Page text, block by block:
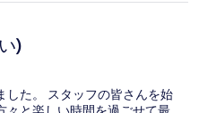
)
した。 スタッフの皆さんを始